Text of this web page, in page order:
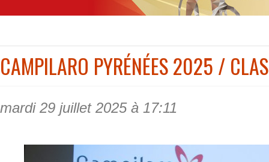
CAMPILARO PYRÉNÉES 2025 /
mardi 29 juillet 2025 à 17:11